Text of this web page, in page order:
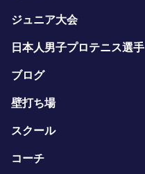
ジュニア大会
日本人男子プロテニス選手
ブログ
壁打ち場
スクール
コーチ